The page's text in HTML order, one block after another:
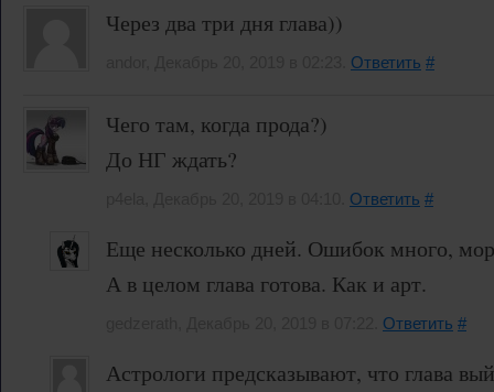
Через два три дня глава))
Ответить #
Чего там, когда прода?)
До НГ ждать?
Ответить #
Еще несколько дней. Ошибок много,
А в целом глава готова. Как и арт.
Ответить #
Астрологи предсказывают, что глава